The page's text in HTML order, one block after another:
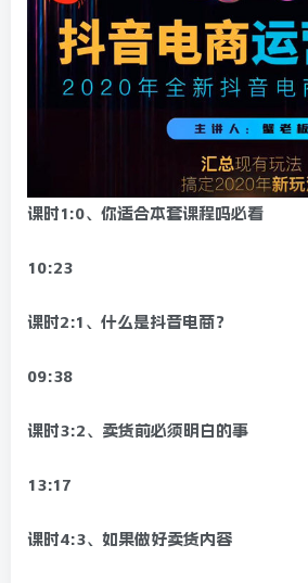
课时1:0、你适合本套课程吗必看
10:23
课时2:1、什么是抖音电商？
09:38
课时3:2、卖货前必须明白的事
13:17
课时4:3、如果做好卖货内容